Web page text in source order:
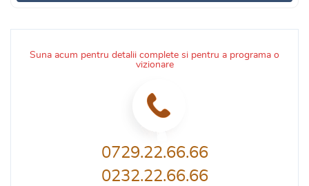
Suna acum pentru detalii complete si pentru a programa o
vizionare
0729.22.66.66
0232.22.66.66